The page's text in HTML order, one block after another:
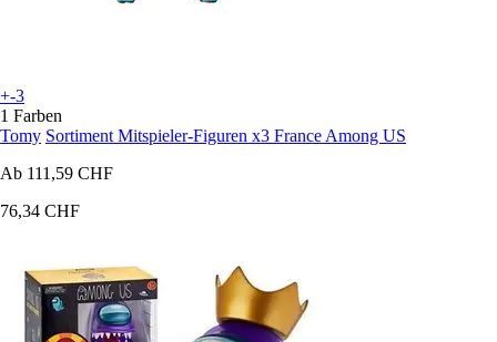
+-3
1 Farben
Tomy Sortiment Mitspieler-Figuren x3 France Among US
Ab 111,59 CHF
76,34 CHF